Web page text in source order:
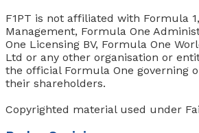
F1PT is not affiliated with Formula
Management, Formula One
One Licensing BV, Formula One
Ltd or any other organisation or
the official Formula One governing
their shareholders.
Copyrighted material used under